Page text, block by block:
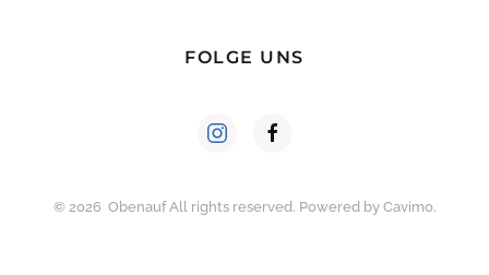
FOLGE UNS
© 2026 Obenauf All rights reserved. Powered by Cavimo.